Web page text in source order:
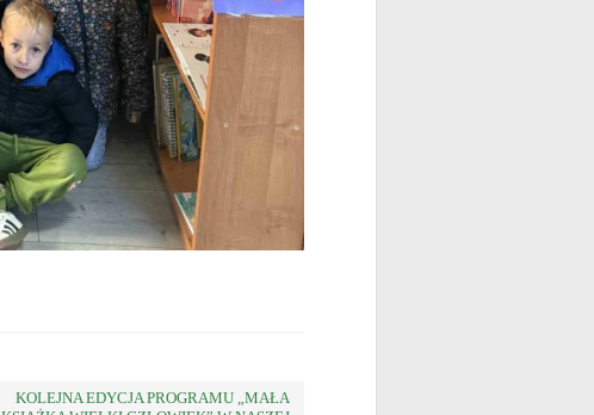
KOLEJNA EDYCJA PROGRAMU „MAŁA